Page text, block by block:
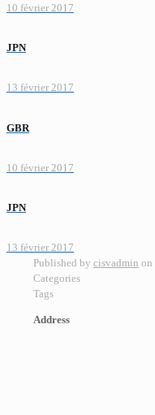
10 février 2017
JPN
13 février 2017
GBR
10 février 2017
JPN
13 février 2017
Published by cisvadmin on
Categories
Tags
Address